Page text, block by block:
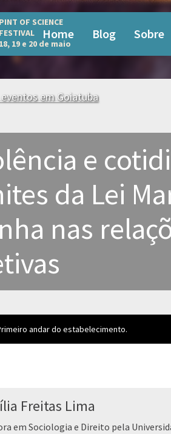
PINT OF SCIENCE
FESTIVAL
18, 19 e 20 de maio
Home Blog Sobre
em Goiatuba
e
da Lei
nas
andar do estabelecimento.
Freitas Lima
em Sociologia e Direito pela